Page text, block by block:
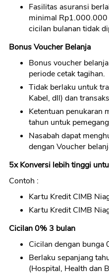
Fasilitas asuransi
minimal Rp1.000.000
cicilan bulanan tidak
Bonus Voucher Belanja
Bonus voucher
periode cetak tagihan.
Tidak berlaku untuk
Kabel, dll) dan
Ketentuan penukaran
tahun untuk
Nasabah dapat
dengan Voucher
5x Konversi lebih tinggi
Contoh :
Kartu Kredit CIMB
Kartu Kredit CIMB
Cicilan 0% 3 bulan
Cicilan dengan
Berlaku sepanjang
(Hospital, Health dan